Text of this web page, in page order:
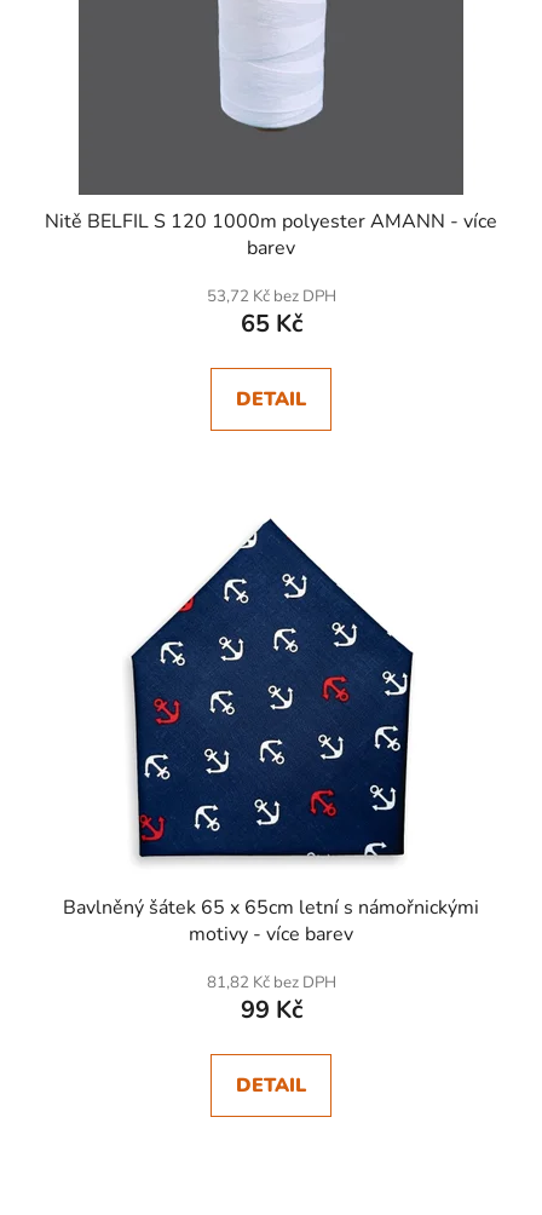
Nitě BELFIL S 120 1000m polyester AMANN - více
barev
53,72 Kč bez DPH
65 Kč
DETAIL
Bavlněný šátek 65 x 65cm letní s námořnickými
motivy - více barev
81,82 Kč bez DPH
99 Kč
DETAIL